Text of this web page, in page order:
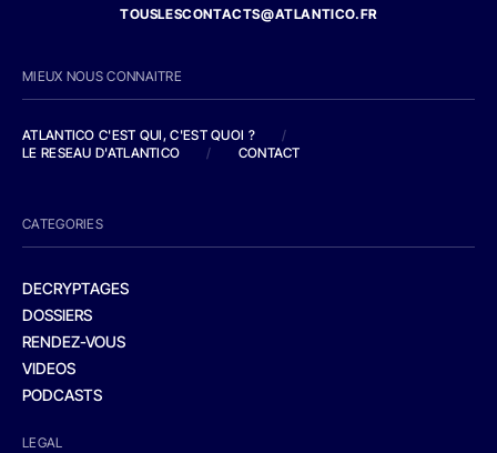
TOUSLESCONTACTS@ATLANTICO.FR
MIEUX NOUS CONNAITRE
ATLANTICO C'EST QUI, C'EST QUOI ?
/
LE RESEAU D'ATLANTICO
/ CONTACT
CATEGORIES
DECRYPTAGES
DOSSIERS
RENDEZ-VOUS
VIDEOS
PODCASTS
LEGAL